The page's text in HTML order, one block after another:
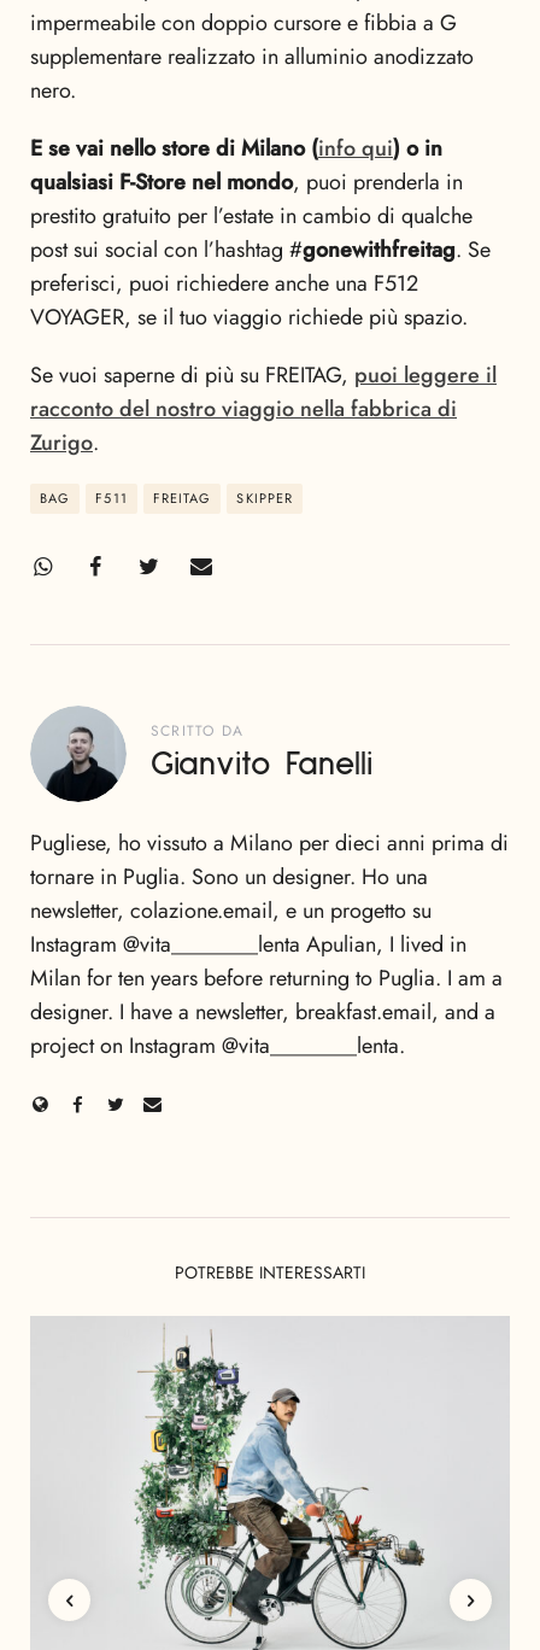
impermeabile con doppio cursore e fibbia a G
supplementare realizzato in alluminio anodizzato
nero.
E se vai nello store di Milano (info qui) o in
qualsiasi F-Store nel mondo, puoi prenderla in
prestito gratuito per l’estate in cambio di qualche
post sui social con l’hashtag #gonewithfreitag. Se
preferisci, puoi richiedere anche una F512
VOYAGER, se il tuo viaggio richiede più spazio.
Se vuoi saperne di più su FREITAG, puoi leggere il
racconto del nostro viaggio nella fabbrica di
Zurigo.
BAG F511 FREITAG SKIPPER
SCRITTO DA
Gianvito Fanelli
Pugliese, ho vissuto a Milano per dieci anni prima di
tornare in Puglia. Sono un designer. Ho una
newsletter, colazione.email, e un progetto su
Instagram @vita________lenta Apulian, I lived in
Milan for ten years before returning to Puglia. I am a
designer. I have a newsletter, breakfast.email, and a
project on Instagram @vita________lenta.
POTREBBE INTERESSARTI